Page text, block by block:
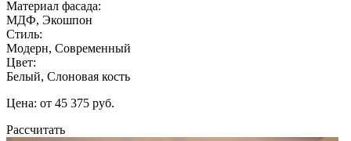
Материал фасада:
МДФ, Экошпон
Стиль:
Модерн, Современный
Цвет:
Белый, Слоновая кость
Цена: от 45 375 руб.
Рассчитать